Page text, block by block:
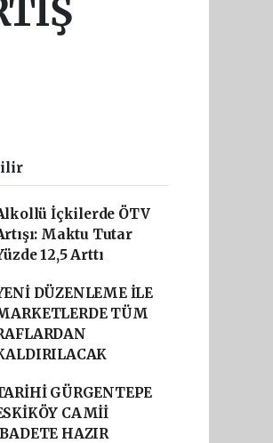
İçkilerde ÖTV
Maktu Tutar
12,5 Arttı
DÜZENLEME İLE
TÜM
GÜRGENTEPE
CAMİİ
HAZIR